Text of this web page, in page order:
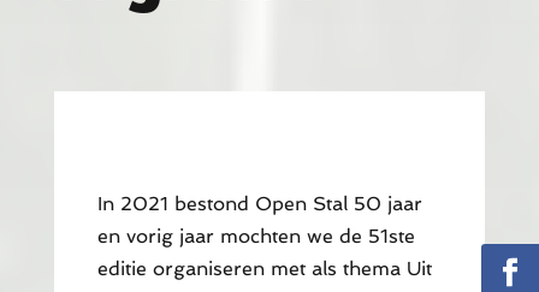
In 2021 bestond Open Stal 50 jaar
en vorig jaar mochten we de 51ste
editie organiseren met als thema Uit